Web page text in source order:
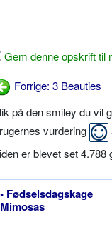
Gem denne opskrift til
Forrige: 3 Beauties
på den smiley du vil
vurdering
er blevet set 4.788
• Fødselsdagskage
Mimosas